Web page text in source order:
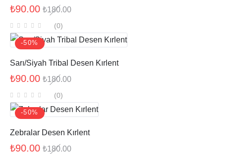
₺180.00
₺90.00
(0)
-50%
Sarı/Siyah Tribal Desen Kırlent
₺180.00
₺90.00
(0)
-50%
Zebralar Desen Kırlent
₺180.00
₺90.00